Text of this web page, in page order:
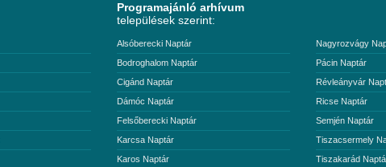
Programajánló arhívum
települések szerint:
Alsóberecki Naptár
Bodroghalom Naptár
Cigánd Naptár
Dámóc Naptár
Felsőberecki Naptár
Karcsa Naptár
Karos Naptár
Nagyrozvágy
Pácin Naptár
Révleányvár
Ricse Naptár
Semjén Naptár
Tiszacsermely
Tiszakarád